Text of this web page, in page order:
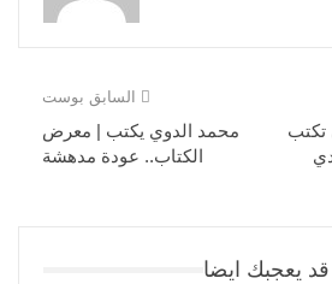
السابق بوست
محمد الدوي يكتب | معرض
الكتاب.. عودة مدهشة
قد يعجبك ايضا